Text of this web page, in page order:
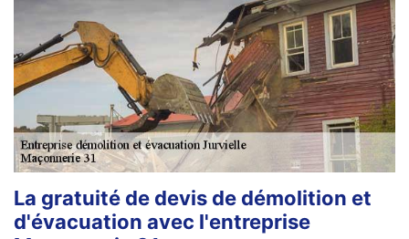
La gratuité de devis de démolition et
d'évacuation avec l'entreprise